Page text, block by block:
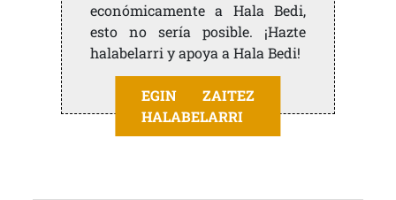
económicamente a Hala Bedi,
esto no sería posible. ¡Hazte
halabelarri y apoya a Hala Bedi!
EGIN ZAITEZ
HALABELARRI